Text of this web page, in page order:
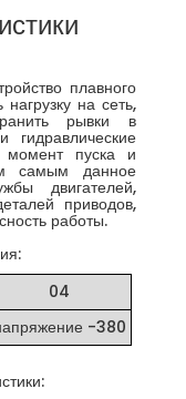
плавного
на сеть,
рывки в
гидравлические
пуска и
самым данное
двигателей,
приводов,
работы.
04
-380